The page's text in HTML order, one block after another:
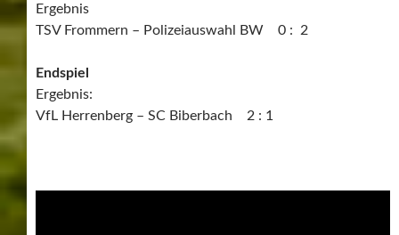
Ergebnis
TSV Frommern – Polizeiauswahl BW 0 : 2
Endspiel
Ergebnis:
VfL Herrenberg – SC Biberbach 2 : 1